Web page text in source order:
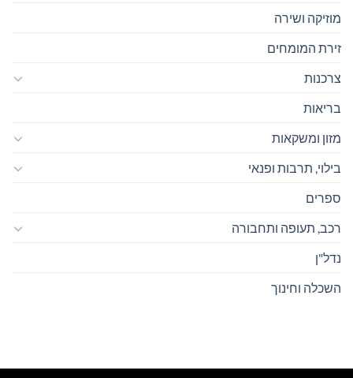
מוזיקה ושירה
זירת המומחים
צרכנות
בריאות
מזון ומשקאות
בילוי, תרבות ופנאי
ספרים
רכב, תעופה ותחבורה
נדל"ן
השכלה וחינוך